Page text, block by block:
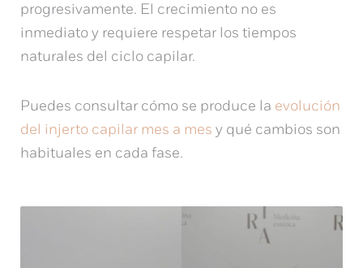
progresivamente. El crecimiento no es
inmediato y requiere respetar los tiempos
naturales del ciclo capilar.
Puedes consultar cómo se produce la evolución
del injerto capilar mes a mes y qué cambios son
habituales en cada fase.